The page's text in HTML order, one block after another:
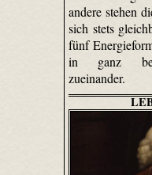
andere stehen
sich stets
fünf
in ganz
zueinander.